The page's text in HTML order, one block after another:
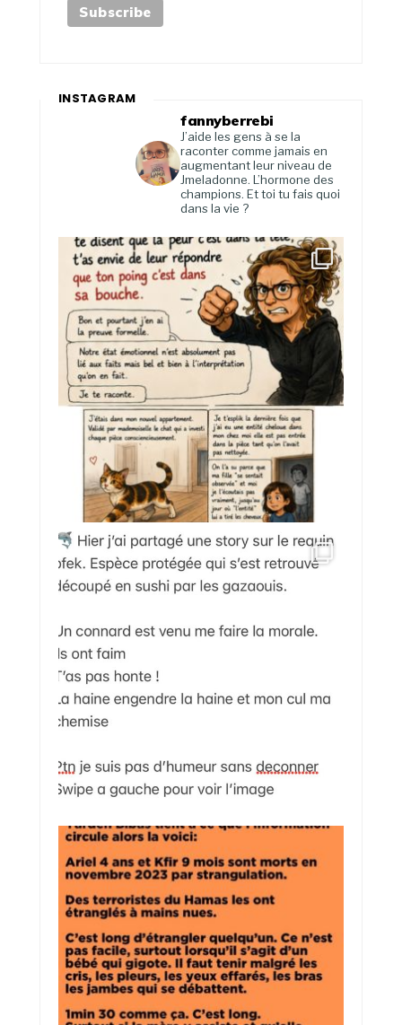
INSTAGRAM
fannyberrebi
J’aide les gens à se la
raconter comme jamais en
augmentant leur niveau de
Jmeladonne. L’hormone des
champions. Et toi tu fais quoi
dans la vie ?